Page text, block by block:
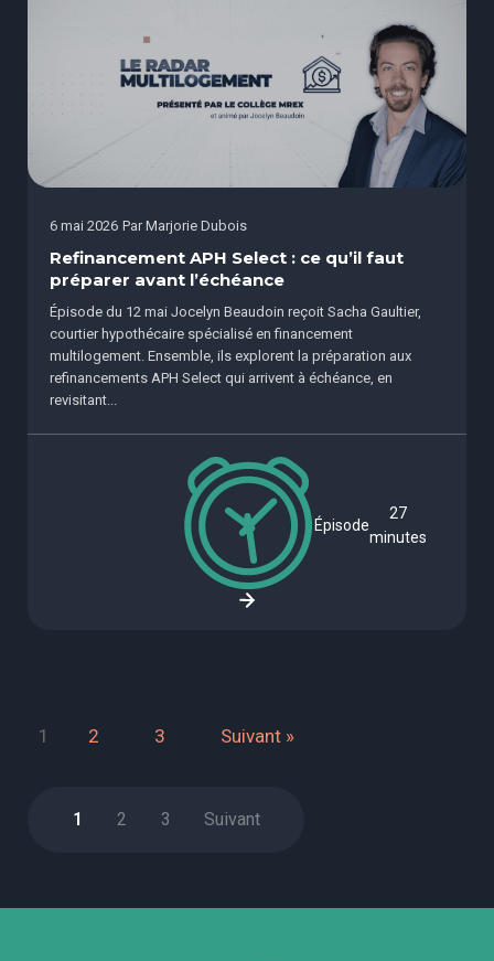
6 mai 2026 Par Marjorie Dubois
Refinancement APH Select : ce qu’il faut
préparer avant l’échéance
Épisode du 12 mai Jocelyn Beaudoin reçoit Sacha Gaultier,
courtier hypothécaire spécialisé en financement
multilogement. Ensemble, ils explorent la préparation aux
refinancements APH Select qui arrivent à échéance, en
revisitant...
Épisode
27
minutes
1 2 3 Suivant »
1 2 3 Suivant